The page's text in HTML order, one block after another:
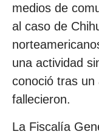
medios de
al caso de
una actividad
conoció tras un
fallecieron.
La Fiscalía